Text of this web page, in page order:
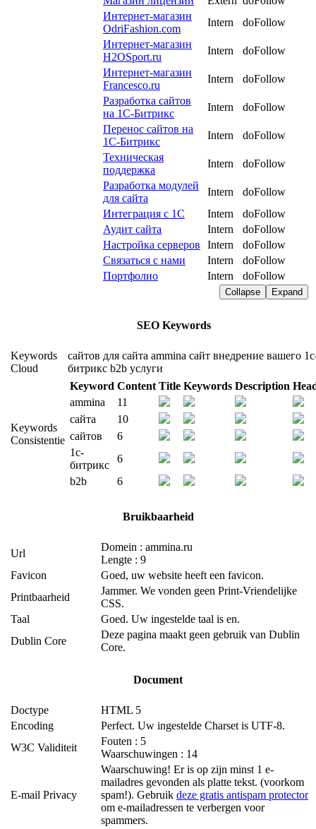
Интернет-магазин
OdriFashion.com
Intern
doFollow
Интернет-магазин
H2OSport.ru
Intern
doFollow
Интернет-магазин
Francesco.ru
Intern
doFollow
Разработка сайтов
на 1С-Битрикс
Intern
doFollow
Перенос сайтов на
1С-Битрикс
Intern
doFollow
Техническая
поддержка
Intern
doFollow
Разработка модулей
для сайта
Intern
doFollow
Интеграция с 1С
Intern
doFollow
Аудит сайта
Intern
doFollow
Настройка серверов
Intern
doFollow
Связаться с нами
Intern
doFollow
Портфолио
Intern doFollow
Expand
Collapse
SEO Keywords
Keywords
Cloud
сайтов для сайта ammina сайт внедрение вашего
битрикс b2b услуги
Keywords
Consistentie
Keyword Content Title Keywords Description
ammina
11
сайта
10
сайтов
6
1с-
битрикс
6
b2b
6
Bruikbaarheid
Url
Domein : ammina.ru
Lengte : 9
Favicon
Goed, uw website heeft een favicon.
Printbaarheid
Jammer. We vonden geen Print-Vriendelijke
CSS.
Taal
Goed. Uw ingestelde taal is en.
Dublin Core
Deze pagina maakt geen gebruik van Dublin
Core.
Document
Doctype
HTML 5
Encoding
Perfect. Uw ingestelde Charset is UTF-8.
W3C Validiteit
Fouten : 5
Waarschuwingen : 14
E-mail Privacy
Waarschuwing! Er is op zijn minst 1 e-
mailadres gevonden als platte tekst. (voorkom
spam!). Gebruik deze gratis antispam protector
om e-mailadressen te verbergen voor
spammers.